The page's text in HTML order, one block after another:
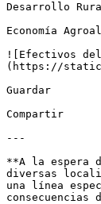
Desarrollo
Economía
![Efectivos del
(https://
Guardar
Compartir
---
**A la espera
diversas
una línea